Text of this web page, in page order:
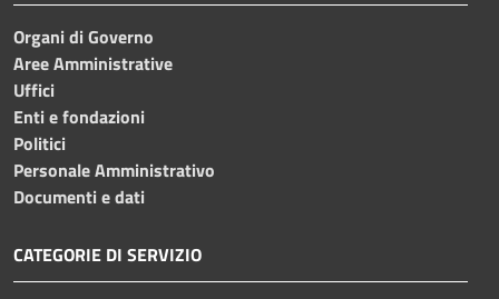
Organi di Governo
Aree Amministrative
Uffici
Enti e fondazioni
Politici
Personale Amministrativo
Documenti e dati
CATEGORIE DI SERVIZIO